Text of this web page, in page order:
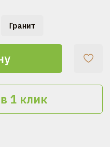
1 клик
Гранит